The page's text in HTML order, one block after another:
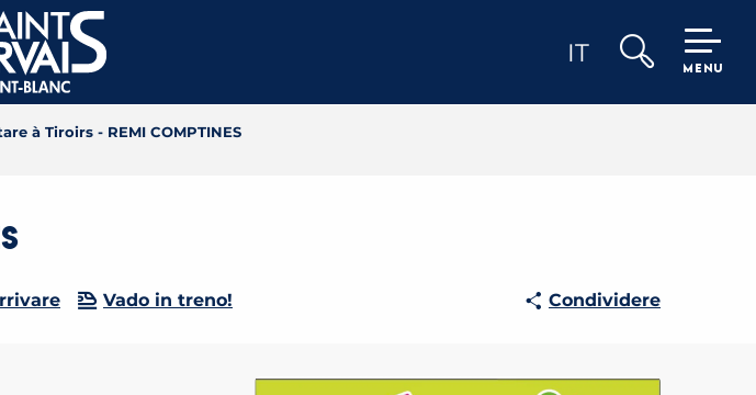
IT
MENU
à Tiroirs - REMI COMPTINES
Vado in treno! Condividere